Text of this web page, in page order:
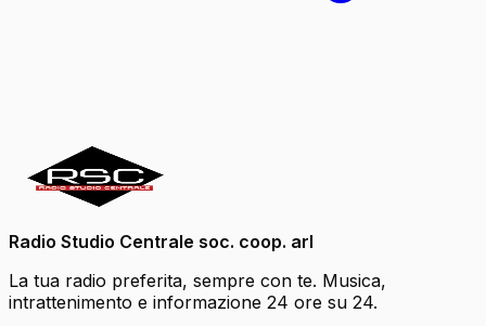
Radio Studio Centrale soc. coop. arl
La tua radio preferita, sempre con te. Musica,
intrattenimento e informazione 24 ore su 24.